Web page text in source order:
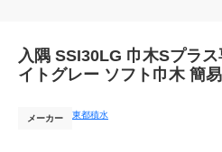
入隅 SSI30LG 巾木Sプラ
イトグレー ソフト巾木 簡
メーカー 東都積水